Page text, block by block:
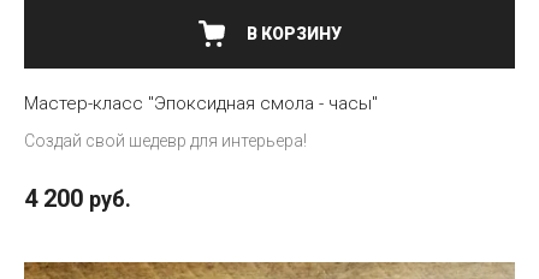
В КОРЗИНУ
Мастер-класс "Эпоксидная смола - часы"
Создай свой шедевр для интерьера!
4 200 руб.